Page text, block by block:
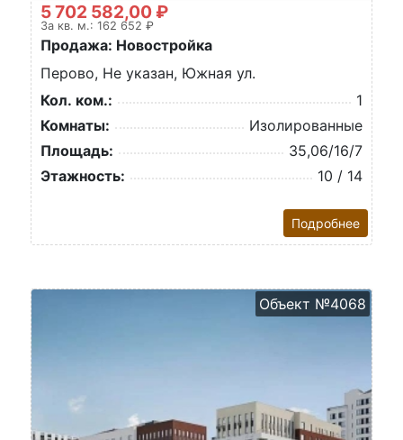
5 702 582,00 ₽
За кв. м.: 162 652 ₽
Продажа: Новостройка
Перово, Не указан, Южная ул.
Кол. ком.:
1
Комнаты:
Изолированные
Площадь:
35,06/16/7
Этажность:
10 / 14
Подробнее
Объект №4068